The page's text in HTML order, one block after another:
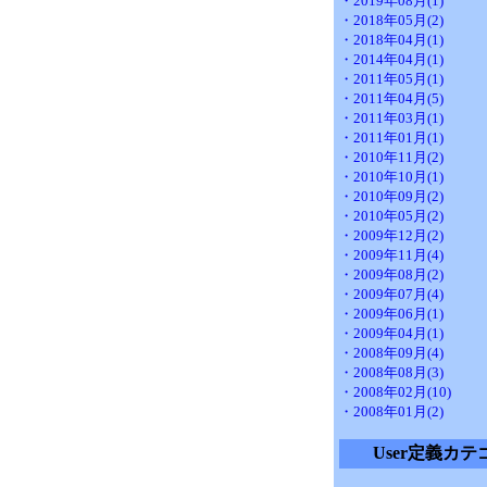
・2018年05月(2)
・2018年04月(1)
・2014年04月(1)
・2011年05月(1)
・2011年04月(5)
・2011年03月(1)
・2011年01月(1)
・2010年11月(2)
・2010年10月(1)
・2010年09月(2)
・2010年05月(2)
・2009年12月(2)
・2009年11月(4)
・2009年08月(2)
・2009年07月(4)
・2009年06月(1)
・2009年04月(1)
・2008年09月(4)
・2008年08月(3)
・2008年02月(10)
・2008年01月(2)
User定義カテ